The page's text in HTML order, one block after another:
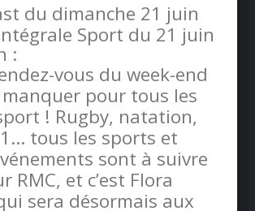
du dimanche 21 juin
Sport du 21 juin
:
vous du week-end
pour tous les
! Rugby, natation,
tous les sports et
sont à suivre
RMC, et c’est Flora
sera désormais aux